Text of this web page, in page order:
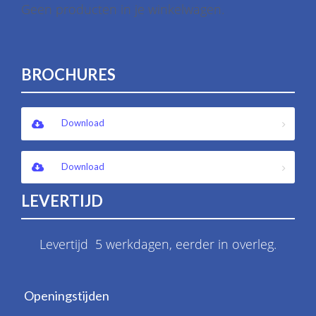
Geen producten in je winkelwagen.
BROCHURES
Download
Download
LEVERTIJD
Levertijd 5 werkdagen, eerder in overleg.
Openingstijden